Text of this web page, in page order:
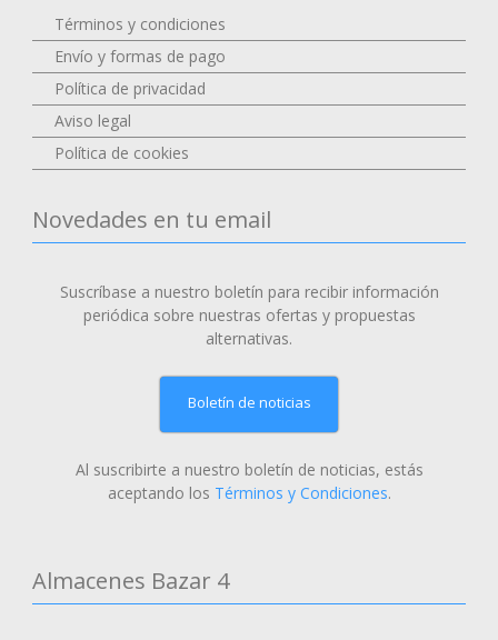
Términos y condiciones
Envío y formas de pago
Política de privacidad
Aviso legal
Política de cookies
Novedades en tu email
Suscríbase a nuestro boletín para recibir información
periódica sobre nuestras ofertas y propuestas
alternativas.
Boletín de noticias
Al suscribirte a nuestro boletín de noticias, estás
aceptando los Términos y Condiciones.
Almacenes Bazar 4